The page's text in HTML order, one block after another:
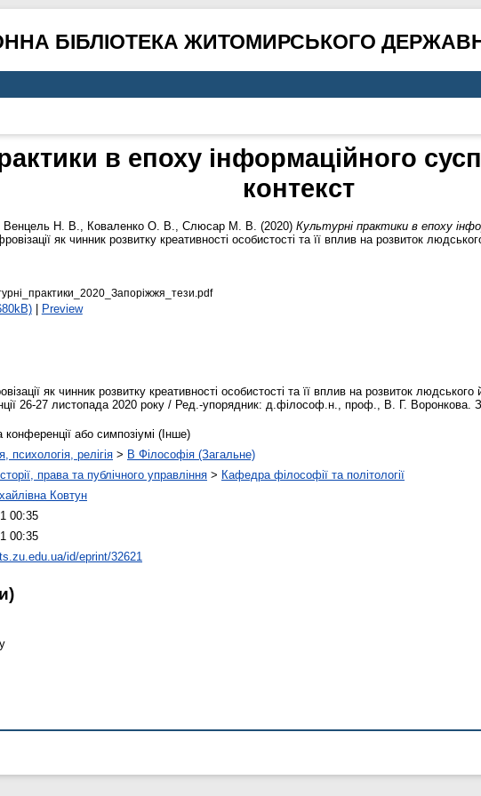
БІБЛІОТЕКА ЖИТОМИРСЬКОГО
в епоху інформаційного
контекст
Венцель Н. В., Коваленко О. В., Слюсар М. В. (2020) Культурні практики в епоху
як чинник розвитку креативності особистості та її вплив на розвиток
| Preview
як чинник розвитку креативності особистості та її вплив на розвиток
26-27 листопада 2020 року / Ред.-упорядник: д.філософ.н., проф., В. Г. Воронкова.
конференції або симпозіумі (Інше)
психологія, релігія > B Філософія (Загальне)
права та публічного управління > Кафедра філософії та політології
Ковтун
00:35
00:35
id/eprint/32621